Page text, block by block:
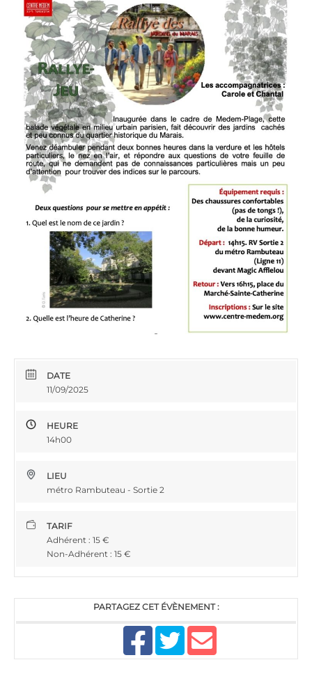
DATE
11/09/2025
HEURE
14h00
LIEU
métro Rambuteau - Sortie 2
TARIF
Adhérent : 15 €
Non-Adhérent : 15 €
PARTAGEZ CET ÉVÈNEMENT :